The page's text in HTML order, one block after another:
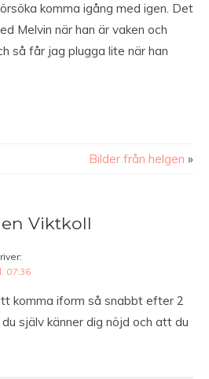
komma igång med igen. Det
Melvin när han är vaken och
så får jag plugga lite när han
Bilder från helgen »
Viktkoll
07:36
komma iform så snabbt efter 2
själv känner dig nöjd och att du